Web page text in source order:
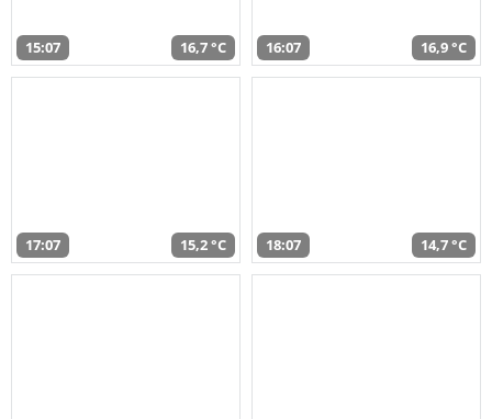
15:07 16,7 °C 16:07 16,9 °C
17:07 15,2 °C 18:07 14,7 °C